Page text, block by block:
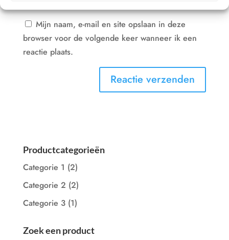
Mijn naam, e-mail en site opslaan in deze
browser voor de volgende keer wanneer ik een
reactie plaats.
Productcategorieën
Categorie 1 (2)
Categorie 2 (2)
Categorie 3 (1)
Zoek een product